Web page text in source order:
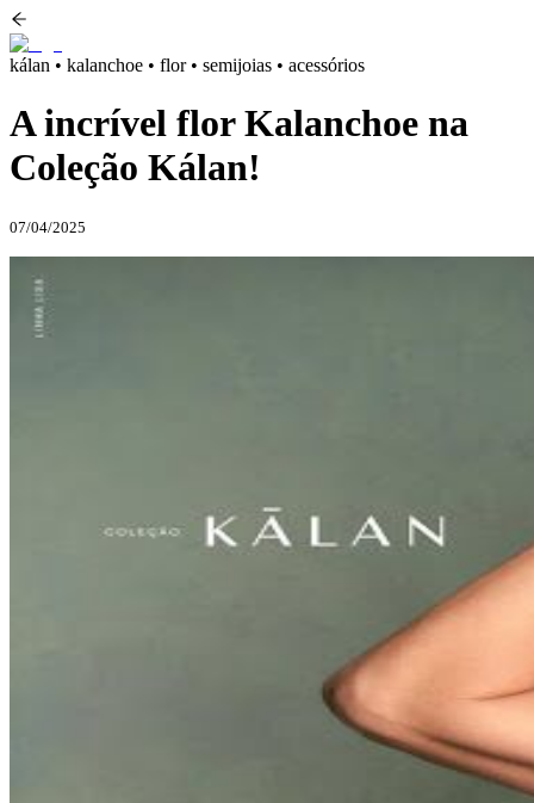
kálan • kalanchoe • flor • semijoias • acessórios
A incrível flor Kalanchoe na
Coleção Kálan!
07/04/2025